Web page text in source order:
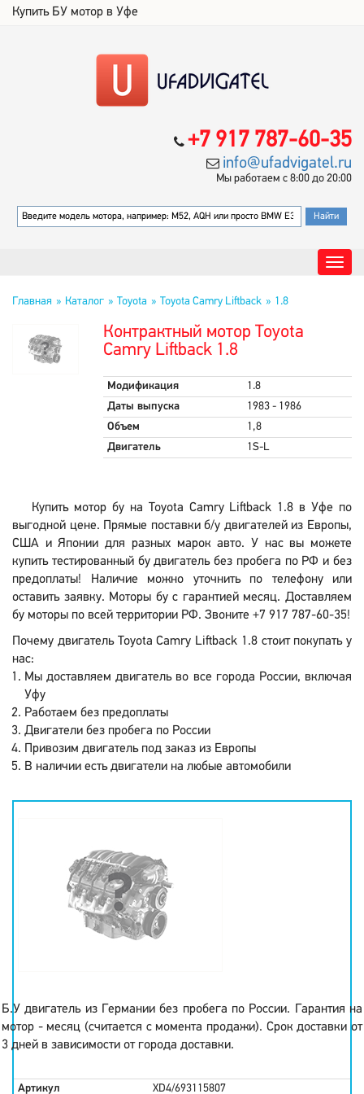
Купить БУ мотор в Уфе
+7 917 787-60-35
info@ufadvigatel.ru
Мы работаем с 8:00 до 20:00
Главная Каталог Toyota Toyota Camry Liftback 1.8
Контрактный мотор Toyota
Camry Liftback 1.8
Модификация
1.8
Даты выпуска
1983 - 1986
Объем
1,8
Двигатель
1S-L
Купить мотор бу на Toyota Camry Liftback 1.8 в Уфе по
выгодной цене. Прямые поставки б/у двигателей из Европы,
США и Японии для разных марок авто. У нас вы можете
купить тестированный бу двигатель без пробега по РФ и без
предоплаты! Наличие можно уточнить по телефону или
оставить заявку. Моторы бу с гарантией месяц. Доставляем
бу моторы по всей территории РФ. Звоните +7 917 787-60-35!
Почему двигатель Toyota Camry Liftback 1.8 стоит покупать у
нас:
Мы доставляем двигатель во все города России, включая
Уфу
Работаем без предоплаты
Двигатели без пробега по России
Привозим двигатель под заказ из Европы
В наличии есть двигатели на любые автомобили
Б.У двигатель из Германии без пробега по России. Гарантия на
мотор - месяц (считается с момента продажи). Срок доставки от
3 дней в зависимости от города доставки.
Артикул XD4/693115807